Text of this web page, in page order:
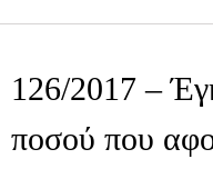
126/2017 –
ποσού που